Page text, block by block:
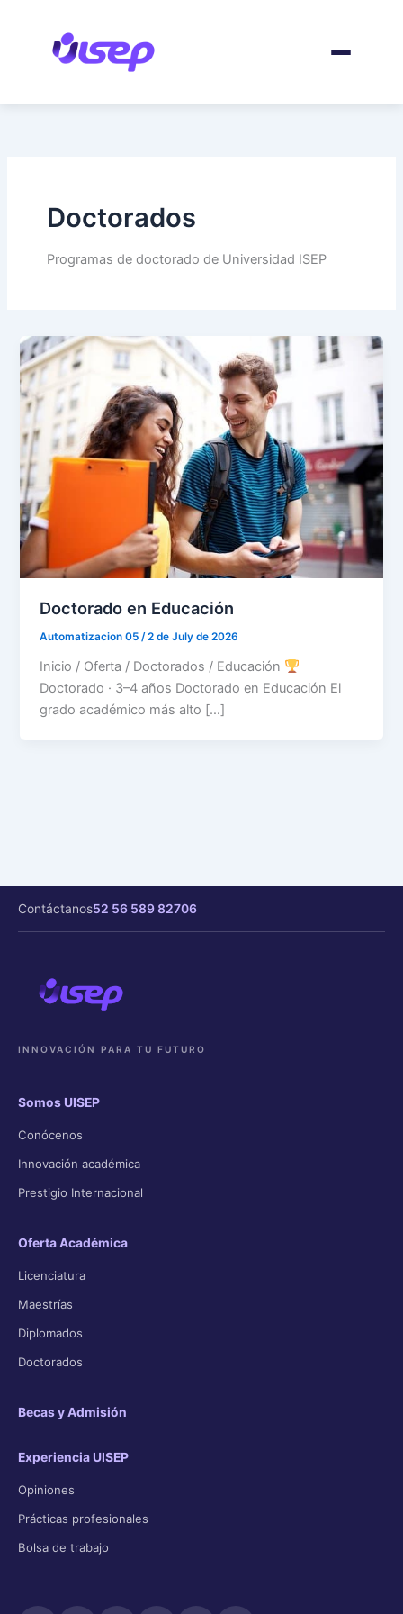
Doctorados
Programas de doctorado de Universidad ISEP
Doctorado en Educación
Automatizacion 05/2 de July de 2026
Inicio / Oferta / Doctorados / Educación
Doctorado · 3–4 años Doctorado en Educación El
grado académico más alto […]
Contáctanos52 56 589 82706
INNOVACIÓN PARA TU FUTURO
Somos UISEP
Conócenos
Innovación académica
Prestigio Internacional
Oferta Académica
Licenciatura
Maestrías
Diplomados
Doctorados
Becas y Admisión
Experiencia UISEP
Opiniones
Prácticas profesionales
Bolsa de trabajo